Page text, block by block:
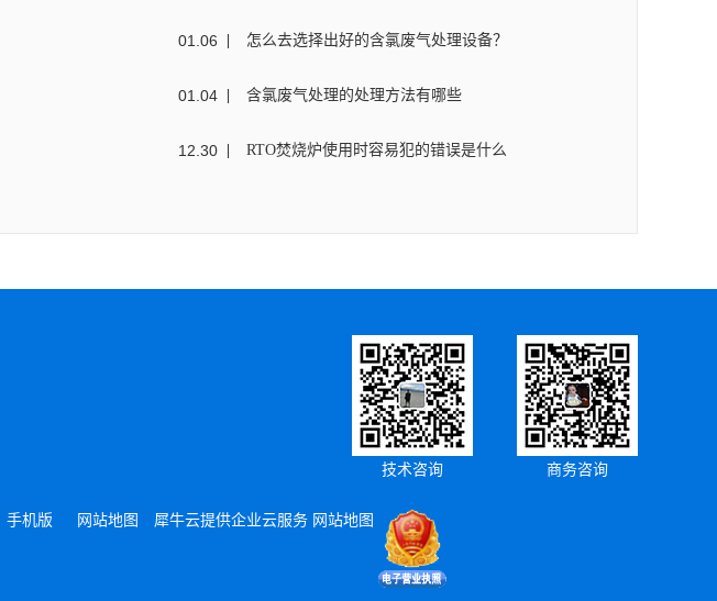
01 06 怎么去选择出好的含氯废气处理设备？
01 04 含氯废气处理的处理方法有哪些
12 30 RTO焚烧炉使用时容易犯的错误是什么
技术咨询 商务咨询
手机版 网站地图 犀牛云提供企业云服务 网站地图